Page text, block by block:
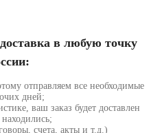
в любую точку
отправляем все необходимые
дней;
ваш заказ будет доставлен
счета, акты и т.д.)